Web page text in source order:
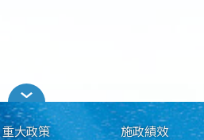
重大政策 施政績效